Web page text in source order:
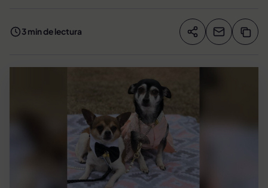
3 min de lectura Compartir